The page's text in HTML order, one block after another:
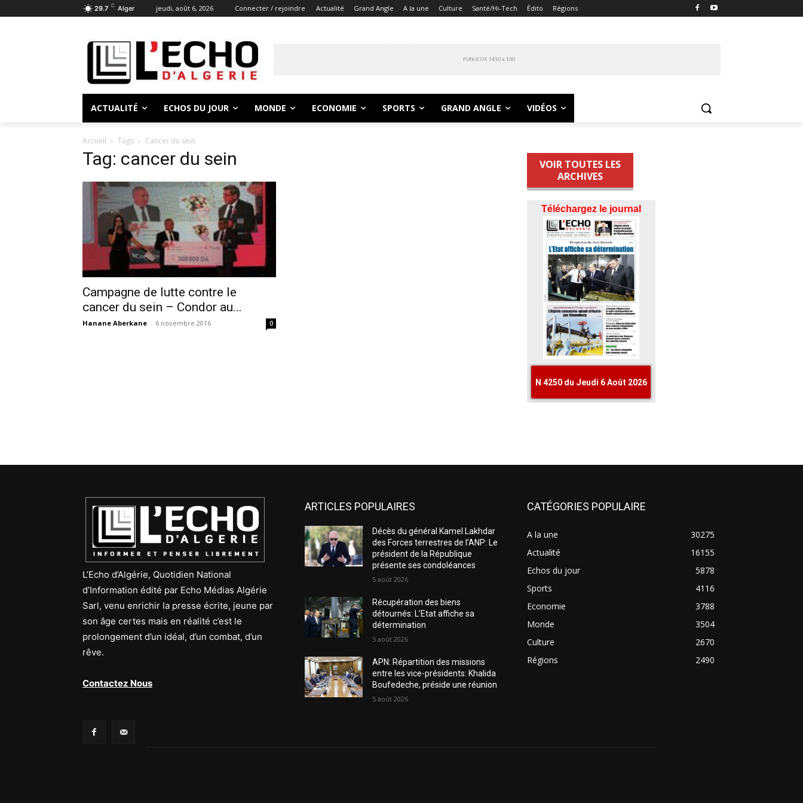
29.7 C Alger jeudi, août 6, 2026 Connecter / rejoindre Actualité Grand Angle A la une Culture Santé/Hi-Tech Édito Régions
ACTUALITÉ ECHOS DU JOUR MONDE ECONOMIE SPORTS GRAND ANGLE VIDÉOS
Accueil Tags Cancer du sein
Tag: cancer du sein
Campagne de lutte contre le
cancer du sein – Condor au...
Hanane Aberkane - 6 novembre 2016 0
VOIR TOUTES LES
ARCHIVES
L’Echo d’Algérie, Quotidien National
d’Information édité par Echo Médias Algérie
Sarl, venu enrichir la presse écrite, jeune par
son âge certes mais en réalité c’est le
prolongement d’un idéal, d’un combat, d’un
rêve.
Contactez Nous
ARTICLES POPULAIRES
Décès du général Kamel Lakhdar
des Forces terrestres de l’ANP: Le
président de la République
présente ses condoléances
5 août 2026
Récupération des biens
détournés: L’Etat affiche sa
détermination
5 août 2026
APN: Répartition des missions
entre les vice-présidents: Khalida
Boufedeche, préside une réunion
5 août 2026
CATÉGORIES POPULAIRE
A la une
30275
Actualité
16155
Echos du jour
5878
Sports
4116
Economie
3788
Monde
3504
Culture
2670
Régions
2490